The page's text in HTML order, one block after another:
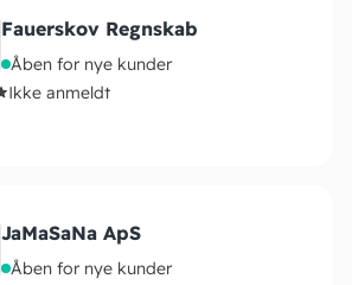
Fauerskov Regnskab
Åben for nye kunder
Ikke anmeldt
JaMaSaNa ApS
Åben for nye kunder